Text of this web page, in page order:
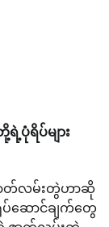
ပုံရိပ်များ
ာတ်လမ်းတွဲဟာဆို
ဆောင်ချက်တွေ